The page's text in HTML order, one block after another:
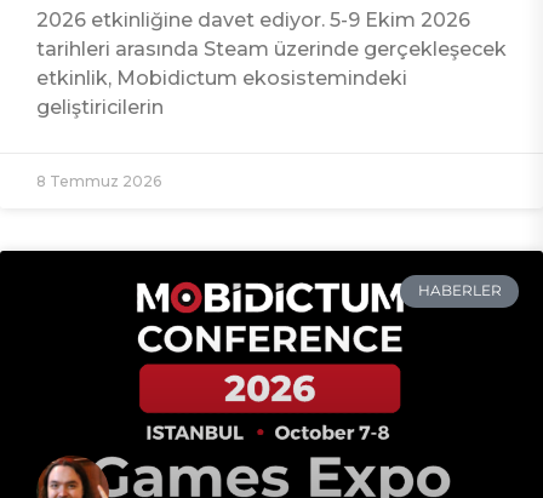
2026 etkinliğine davet ediyor. 5-9 Ekim 2026
tarihleri arasında Steam üzerinde gerçekleşecek
etkinlik, Mobidictum ekosistemindeki
geliştiricilerin
8 Temmuz 2026
HABERLER